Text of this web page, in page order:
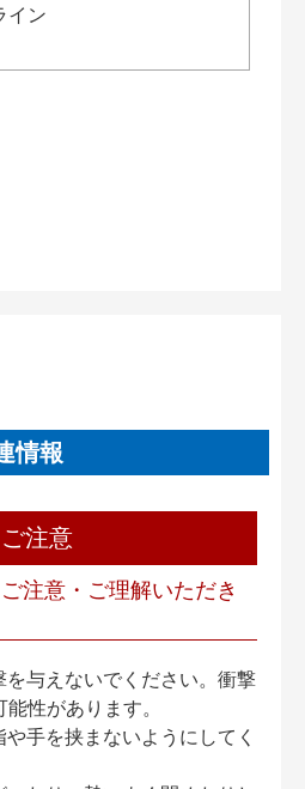
イン
情報
ご注意
注意・ご理解いただき
与えないでください。衝撃
性があります。
手を挟まないようにしてく